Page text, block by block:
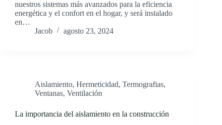
nuestros sistemas más avanzados para la eficiencia
energética y el confort en el hogar, y será instalado
en…
Jacob
agosto 23, 2024
Aislamiento, Hermeticidad, Termografias,
Ventanas, Ventilación
La importancia del aislamiento en la construcción